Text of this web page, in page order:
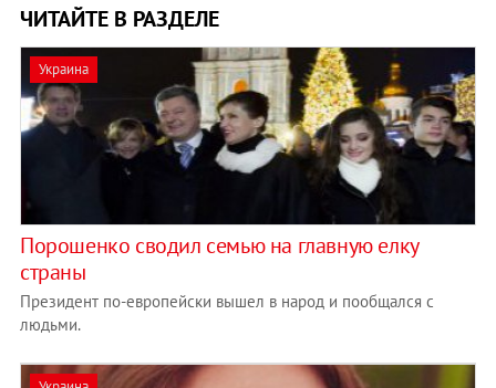
ЧИТАЙТЕ В РАЗДЕЛЕ
Украина
Порошенко сводил семью на главную елку
страны
Президент по-европейски вышел в народ и пообщался с
людьми.